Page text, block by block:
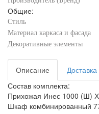
Общие:
Стиль
Материал каркаса и фасада
Декоративные элементы
Описание
Состав комплекта:
Прихожая Инес 1000 (Ш)
Шкаф комбинированный